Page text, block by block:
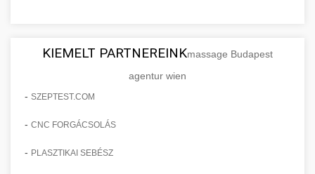
KIEMELT PARTNEREINKmassage Budapest
agentur wien
- SZEPTEST.COM
- CNC FORGÁCSOLÁS
- PLASZTIKAI SEBÉSZ